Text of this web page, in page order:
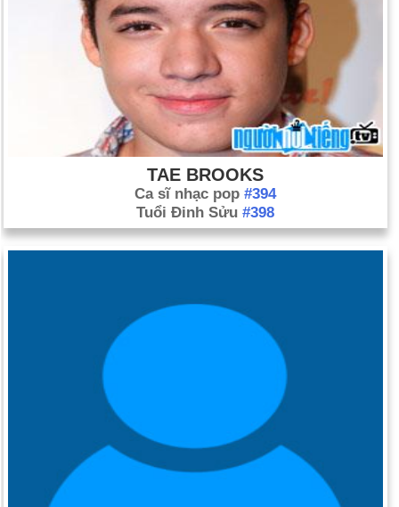
TAE BROOKS
Ca sĩ nhạc pop #394
Tuổi Đinh Sửu #398